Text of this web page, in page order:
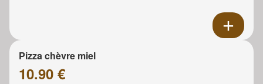
Pizza chèvre miel
10.90 €